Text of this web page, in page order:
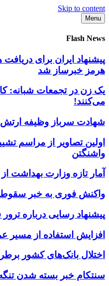
Skip to content
Menu
Flash News
پیشنهاد ایران برای
هرمز خبرساز شد
یک زن در تجمعات شبانه:
می‌کنند!
شهادت سرباز وظیفه ارتش
اولین تصاویر از مراسم
واشنگتن
آمار تازه وزارت بهداشت
واکنش فوری به خبر
پیشنهاد رسایی درباره
افزایش استفاده از مسیر
اختلال بانک‌های کشور
سنتکام خبر بسته شدن